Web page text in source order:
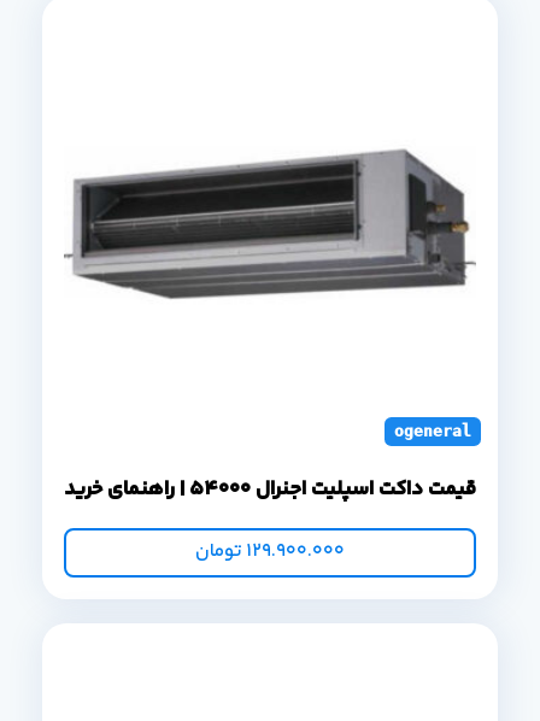
ogeneral duct
قیمت داکت اسپلیت اجنرال 54000 | راهنمای خرید
129.900.000 تومان